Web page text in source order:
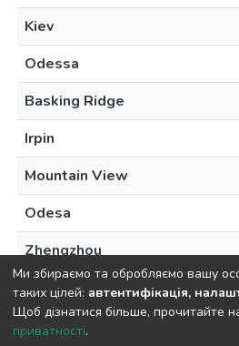
Kiev
Odessa
Basking Ridge
Irpin
Mountain View
Odesa
Zhengzhou
Ми збираємо та обробляємо вашу
таких цілей: автентифікація,
Щоб дізнатися більше, прочитайте
приватності.